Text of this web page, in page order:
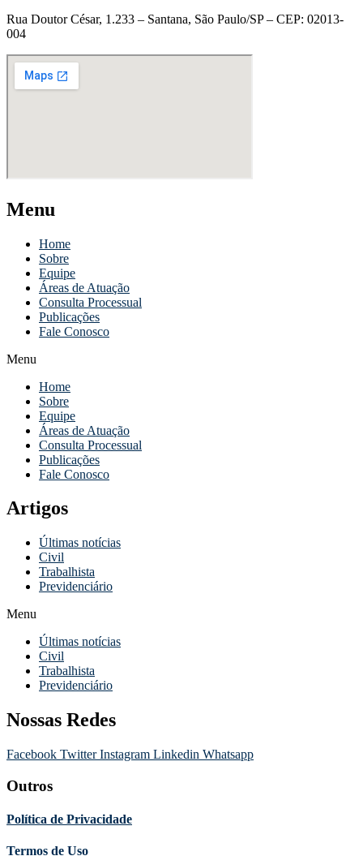
Rua Doutor César, 1.233 – Santana, São Paulo/SP – CEP: 02013-
004
Menu
Home
Sobre
Equipe
Áreas de Atuação
Consulta Processual
Publicações
Fale Conosco
Menu
Home
Sobre
Equipe
Áreas de Atuação
Consulta Processual
Publicações
Fale Conosco
Artigos
Últimas notícias
Civil
Trabalhista
Previdenciário
Menu
Últimas notícias
Civil
Trabalhista
Previdenciário
Nossas Redes
Facebook Twitter Instagram Linkedin Whatsapp
Outros
Política de Privacidade
Termos de Uso